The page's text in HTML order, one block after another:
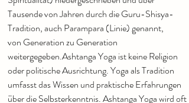
Tausende von Jahren durch die Guru-Shisya-
Tradition, auch Parampara (Linie) genannt,
von Generation zu Generation
weitergegeben.Ashtanga Yoga ist keine Religion
oder politische Ausrichtung. Yoga als Tradition
umfasst das Wissen und praktische Erfahrungen
über die Selbsterkenntnis. Ashtanga Yoga wird oft